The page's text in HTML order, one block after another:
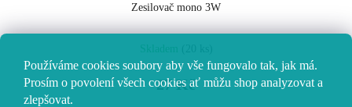
Používáme cookies soubory aby vše fungovalo tak, jak má.
Prosím o povolení všech cookies ať můžu shop analyzovat a
zlepšovat.
Zesilovač mono 3W
Průměrné
produktu
je
27 Kč